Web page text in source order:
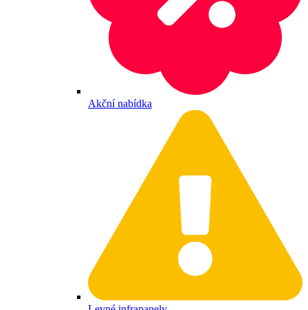
Akční nabídka